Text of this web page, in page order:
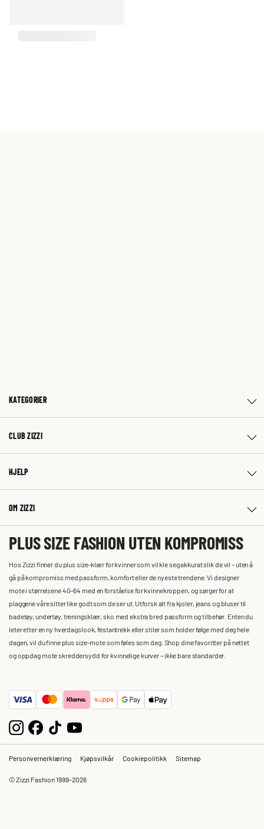
KATEGORIER
CLUB ZIZZI
HJELP
OM ZIZZI
PLUS SIZE FASHION UTEN KOMPROMISS
Hos Zizzi finner du plus size-klær for kvinner som vil kle seg akkurat slik de vil – uten å
gå på kompromiss med passform, komfort eller de nyeste trendene. Vi designer
mote i størrelsene 40–64 med en forståelse for kvinnekroppen, og sørger for at
plaggene våre sitter like godt som de ser ut. Utforsk alt fra kjoler, jeans og bluser til
badetøy, undertøy, treningsklær, sko med ekstra bred passform og tilbehør. Enten du
leter etter en ny hverdagslook, festantrekk eller stiler som holder følge med deg hele
dagen, vil du finne plus size-mote som føles som deg. Shop dine favoritter på nettet
og oppdag mote skreddersydd for kvinnelige kurver – ikke bare standarder.
Personvernerklæring Kjøpsvilkår Cookiepolitikk Sitemap
© Zizzi Fashion 1999-2026